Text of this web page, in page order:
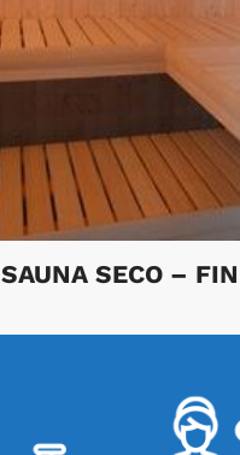
SAUNA SECO –